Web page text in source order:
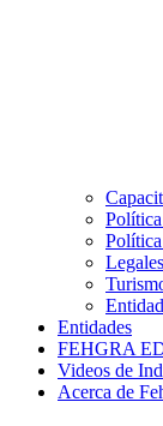
Legales
Entidades
FEHGRA
Videos de
Acerca de